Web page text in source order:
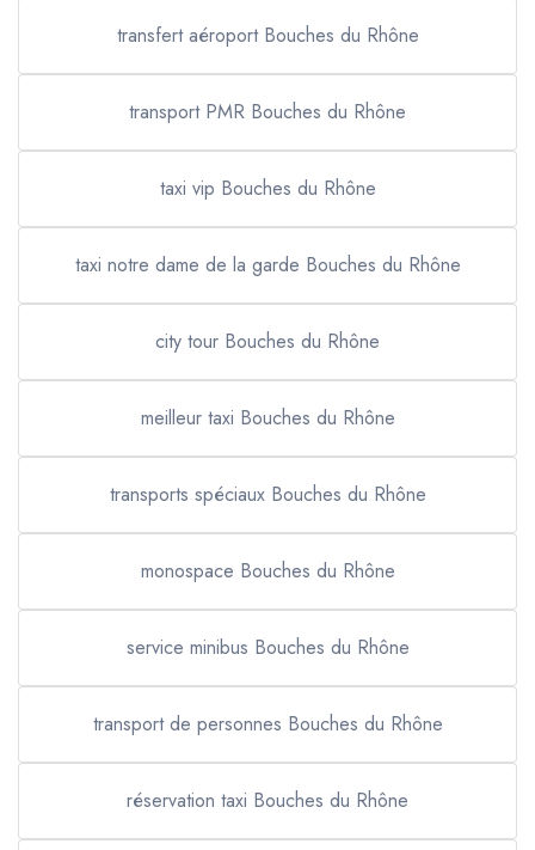
transfert aéroport Bouches du Rhône
transport PMR Bouches du Rhône
taxi vip Bouches du Rhône
taxi notre dame de la garde Bouches du Rhône
city tour Bouches du Rhône
meilleur taxi Bouches du Rhône
transports spéciaux Bouches du Rhône
monospace Bouches du Rhône
service minibus Bouches du Rhône
transport de personnes Bouches du Rhône
réservation taxi Bouches du Rhône